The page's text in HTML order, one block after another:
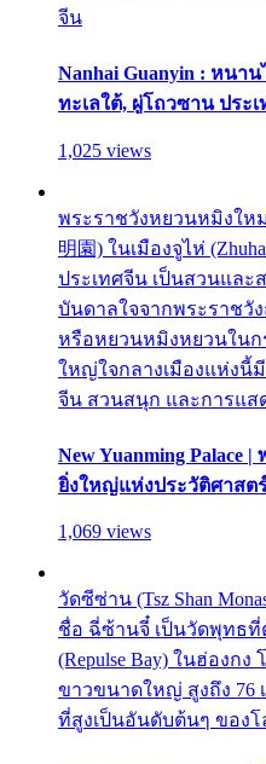
จีน
Nanhai Guanyin : หนา
ทะเลใต้, ผู่โถวซาน ประ
1,025 views
พระราชวังหยวนหมิงใหม่
明園) ในเมืองจูไห่
ประเทศจีน เป็นสวนและ
บันดาลใจจากพระราชวัง
หรือหยวนหมิงหยวนใน
ใหญ่ใจกลางเมืองแห่งนี้
จีน สวนสนุก และการแส
New Yuanming Palace
ยิ่งใหญ่แห่งประวัติศาสต
1,069 views
วัดซีซ่าน (Tsz Shan
ชื่อ ฉี่ซ้านจี๋ เป็นวัดพุทธที่
(Repulse Bay) ในฮ่องก
ขาวขนาดใหญ่ สูงถึง 76
ที่สูงเป็นอันดับต้นๆ ของโ